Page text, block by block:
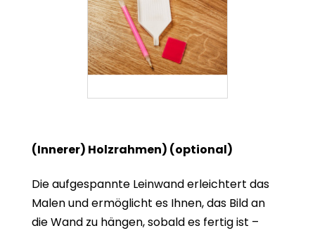
(Innerer) Holzrahmen) (optional)
Die aufgespannte Leinwand erleichtert das
Malen und ermöglicht es Ihnen, das Bild an
die Wand zu hängen, sobald es fertig ist –